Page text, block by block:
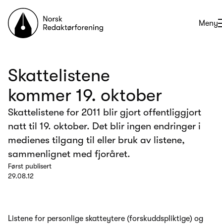
Til forsiden
Åpne
Meny
Skattelistene
kommer 19. oktober
Skattelistene for 2011 blir gjort offentliggjort
natt til 19. oktober. Det blir ingen endringer i
medienes tilgang til eller bruk av listene,
sammenlignet med fjoråret.
Først publisert
29.08.12
Listene for personlige skatteytere (forskuddspliktige) og